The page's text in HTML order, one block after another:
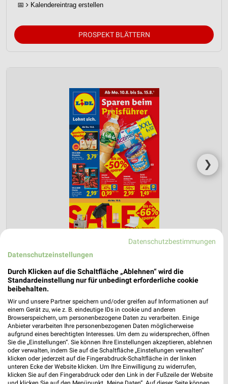
📅 Kalendereintrag erstellen
PROSPEKT BLÄTTERN
❯
Lidl Prospekt für Frankfurt (Main) ab Mo.
den 10.08.
Gültig von 10. Aug. bis 15. Aug.
📅 Kalendereintrag erstellen
PROSPEKT BLÄTTERN
Datenschutzbestimmungen
Datenschutzeinstellungen
Durch Klicken auf die Schaltfläche „Ablehnen“ wird die
Standardeinstellung nur für unbedingt erforderliche cookie
beibehalten.
Wir und unsere Partner speichern und/oder greifen auf Informationen auf
einem Gerät zu, wie z. B. eindeutige IDs in cookie und anderen
Browserspeichern, um personenbezogene Daten zu verarbeiten. Einige
Anbieter verarbeiten Ihre personenbezogenen Daten möglicherweise
aufgrund eines berechtigten Interesses. Um dem zu widersprechen, öffnen
Sie die „Einstellungen“. Sie können Ihre Einstellungen akzeptieren, ablehnen
oder verwalten, indem Sie auf die Schaltfläche „Einstellungen verwalten“
klicken oder jederzeit auf die Fingerabdruck-Schaltfläche in der linken
unteren Ecke der Website klicken. Um Ihre Einwilligung zu widerrufen,
klicken Sie auf den Fingerabdruck oder den Link in der Fußzeile der Website